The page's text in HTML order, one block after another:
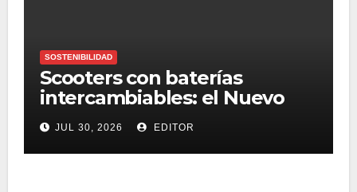
SOSTENIBILIDAD
Scooters con baterías
intercambiables: el Nuevo
hito en entregas de última
milla
JUL 30, 2026 EDITOR